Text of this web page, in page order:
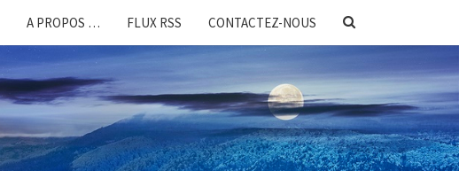
A PROPOS … FLUX RSS CONTACTEZ-NOUS
SEARCH